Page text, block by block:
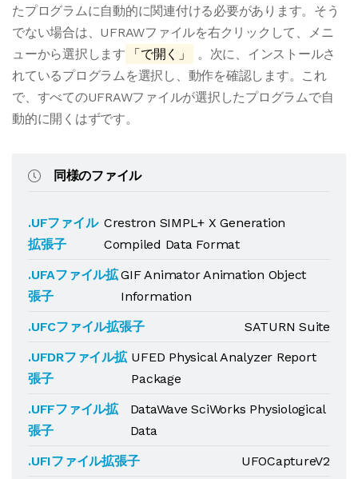
たプログラムに自動的に関連付ける必要があります。そう
でない場合は、UFRAWファイルを右クリックして、メニ
ューから選択します
「で開く」
。次に、インストールさ
れているプログラムを選択し、動作を確認します。これ
で、すべてのUFRAWファイルが選択したプログラムで自
動的に開くはずです。
同様のファイル
.UFファイル
拡張子
Crestron SIMPL+ X Generation
Compiled Data Format
.UFAファイル拡
張子
GIF Animator Animation Object
Information
.UFCファイル拡張子
SATURN Suite
.UFDRファイル拡
張子
UFED Physical Analyzer Report
Package
.UFFファイル拡
張子
DataWave SciWorks Physiological
Data
.UFIファイル拡張子
UFOCaptureV2